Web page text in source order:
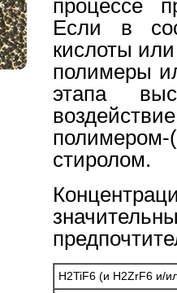
процессе
Если в
кислоты
полимеры
этапа
полимером-
стиролом.
H2TiF6 (и H2ZrF6 и/